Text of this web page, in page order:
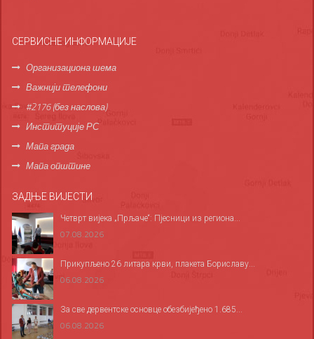
СЕРВИСНЕ ИНФОРМАЦИЈЕ
Организациона шема
Важнији телефони
#2176 (без наслова)
Институције РС
Мапа града
Мапа општине
ЗАДЊЕ ВИЈЕСТИ
Четврт вијека „Прљаче“: Пјесници из региона...
07.08.2026
Прикупљено 26 литара крви, плакета Бориславу...
06.08.2026
За све дервентске основце обезбијеђено 1.685...
06.08.2026